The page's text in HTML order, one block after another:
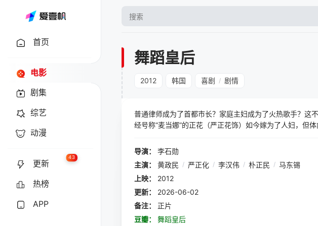
首页
电影
剧集
综艺
动漫
更新
43
热榜
APP
舞蹈皇后
2012 韩国 喜剧 / 剧情
普通律师成为了首都市长？家庭主妇成为了火热歌手？这
经号称“麦当娜”的正花（严正花饰）如今嫁为了人妇，但
花，他要参加首尔的市长选举了。这让兴致冲冲的正花如
均以真名演出。
导演：
李石勋
主演：
黄政民 / 严正化 / 李汉伟 / 朴正民 / 马东锡
上映：
2012
更新：
2026-06-02
备注：
正片
豆瓣：
舞蹈皇后